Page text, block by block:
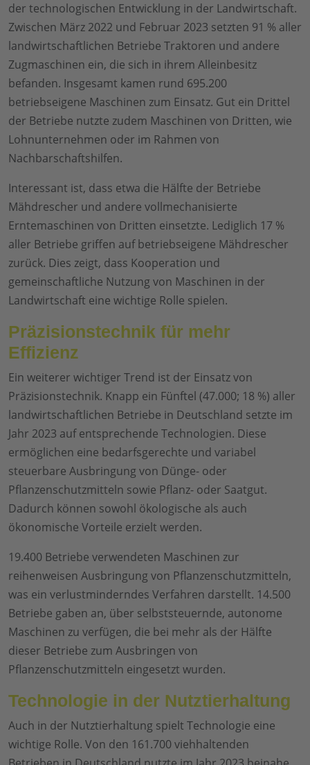
der technologischen Entwicklung in der Landwirtschaft.
Zwischen März 2022 und Februar 2023 setzten 91 % aller
landwirtschaftlichen Betriebe Traktoren und andere
Zugmaschinen ein, die sich in ihrem Alleinbesitz
befanden. Insgesamt kamen rund 695.200
betriebseigene Maschinen zum Einsatz. Gut ein Drittel
der Betriebe nutzte zudem Maschinen von Dritten, wie
Lohnunternehmen oder im Rahmen von
Nachbarschaftshilfen.
Interessant ist, dass etwa die Hälfte der Betriebe
Mähdrescher und andere vollmechanisierte
Erntemaschinen von Dritten einsetzte. Lediglich 17 %
aller Betriebe griffen auf betriebseigene Mähdrescher
zurück. Dies zeigt, dass Kooperation und
gemeinschaftliche Nutzung von Maschinen in der
Landwirtschaft eine wichtige Rolle spielen.
Präzisionstechnik für mehr
Effizienz
Ein weiterer wichtiger Trend ist der Einsatz von
Präzisionstechnik. Knapp ein Fünftel (47.000; 18 %) aller
landwirtschaftlichen Betriebe in Deutschland setzte im
Jahr 2023 auf entsprechende Technologien. Diese
ermöglichen eine bedarfsgerechte und variabel
steuerbare Ausbringung von Dünge- oder
Pflanzenschutzmitteln sowie Pflanz- oder Saatgut.
Dadurch können sowohl ökologische als auch
ökonomische Vorteile erzielt werden.
19.400 Betriebe verwendeten Maschinen zur
reihenweisen Ausbringung von Pflanzenschutzmitteln,
was ein verlustminderndes Verfahren darstellt. 14.500
Betriebe gaben an, über selbststeuernde, autonome
Maschinen zu verfügen, die bei mehr als der Hälfte
dieser Betriebe zum Ausbringen von
Pflanzenschutzmitteln eingesetzt wurden.
Technologie in der Nutztierhaltung
Auch in der Nutztierhaltung spielt Technologie eine
wichtige Rolle. Von den 161.700 viehhaltenden